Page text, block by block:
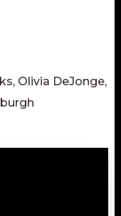
Olivia DeJonge,